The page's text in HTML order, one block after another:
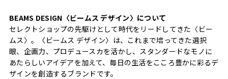
BEAMS DESIGN〈ビームス デザイン〉について
セレクトショップの先駆けとして時代をリードしてきた〈ビー
ムス〉。〈ビームス デザイン〉は、これまで培ってきた選択
眼、企画力、プロデュースカを活かし、スタンダードなモノに
あたらしいアイデアを加えて、毎日の生活をこころ豊かに彩るデ
ザインを創造するブランドです。